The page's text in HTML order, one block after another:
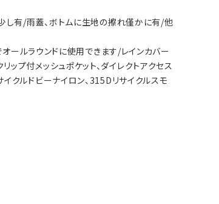
有/雨蓋、ボトムに生地の擦れ僅かに有/他
ルラウンドに使用できます/レインカバー
ップ付メッシュポケット、ダイレクトアクセス
クルドビーナイロン、315Dリサイクルスモ